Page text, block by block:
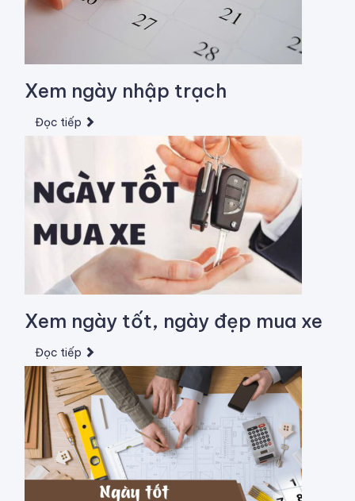
Xem ngày nhập trạch
Đọc tiếp
Xem ngày tốt, ngày đẹp mua xe
Đọc tiếp